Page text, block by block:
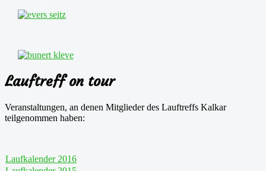
Lauftreff on tour
Veranstaltungen, an denen Mitglieder des Lauftreffs Kalkar
teilgenommen haben:
Laufkalender 2016